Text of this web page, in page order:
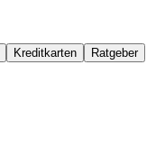
Kreditkarten Ratgeber